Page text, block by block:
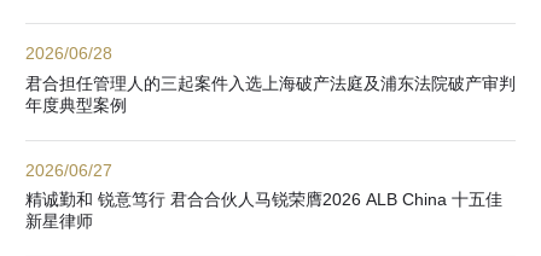
2026/06/28
君合担任管理人的三起案件入选上海破产法庭及浦东法院破产审判
年度典型案例
2026/06/27
精诚勤和 锐意笃行 君合合伙人马锐荣膺2026 ALB China 十五佳
新星律师